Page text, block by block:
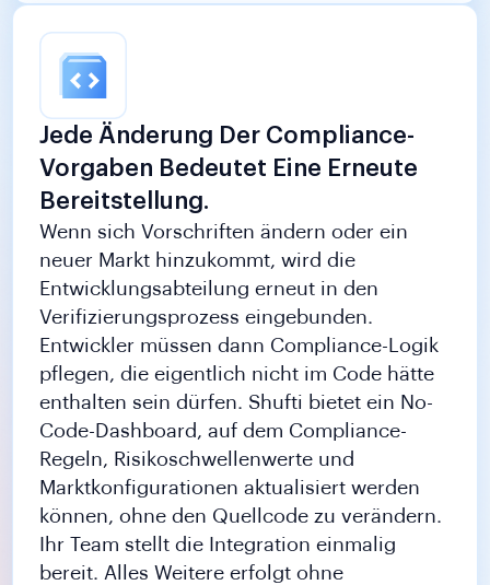
Jede Änderung Der Compliance-
Vorgaben Bedeutet Eine Erneute
Bereitstellung.
Wenn sich Vorschriften ändern oder ein
neuer Markt hinzukommt, wird die
Entwicklungsabteilung erneut in den
Verifizierungsprozess eingebunden.
Entwickler müssen dann Compliance-Logik
pflegen, die eigentlich nicht im Code hätte
enthalten sein dürfen. Shufti bietet ein No-
Code-Dashboard, auf dem Compliance-
Regeln, Risikoschwellenwerte und
Marktkonfigurationen aktualisiert werden
können, ohne den Quellcode zu verändern.
Ihr Team stellt die Integration einmalig
bereit. Alles Weitere erfolgt ohne